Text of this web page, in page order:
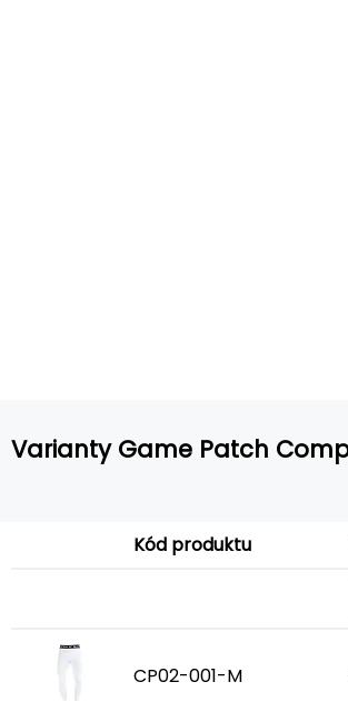
Varianty Game Patch
Kód produktu
CP02-001-M